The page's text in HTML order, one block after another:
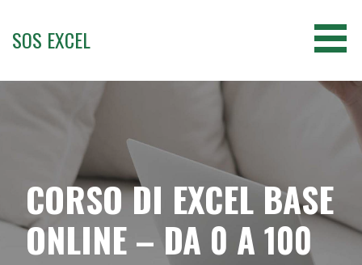
contenuto
SOS EXCEL
CORSO DI EXCEL BASE
ONLINE – DA 0 A 100